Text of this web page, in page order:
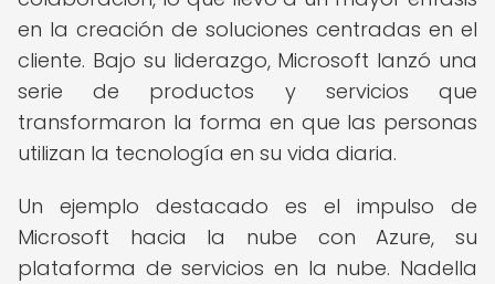
en la creación de soluciones centradas en el
cliente. Bajo su liderazgo, Microsoft lanzó una
serie de productos y servicios que
transformaron la forma en que las personas
utilizan la tecnología en su vida diaria.
Un ejemplo destacado es el impulso de
Microsoft hacia la nube con Azure, su
plataforma de servicios en la nube. Nadella